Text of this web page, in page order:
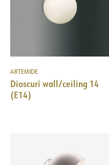
ARTEMIDE
Dioscuri wall/ceiling 14
(E14)